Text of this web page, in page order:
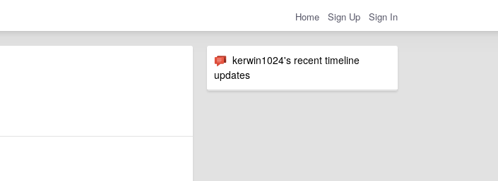
Home Sign Up Sign In
kerwin1024's recent timeline
updates